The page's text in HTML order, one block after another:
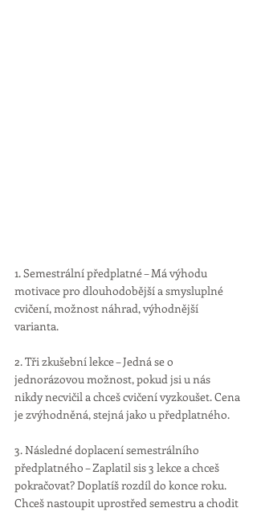
1. Semestrální předplatné – Má výhodu
motivace pro dlouhodobější a smysluplné
cvičení, možnost náhrad, výhodnější
varianta.
2. Tři zkušební lekce – Jedná se o
jednorázovou možnost, pokud jsi u nás
nikdy necvičil a chceš cvičení vyzkoušet. Cena
je zvýhodněná, stejná jako u předplatného.
3. Následné doplacení semestrálního
předplatného – Zaplatil sis 3 lekce a chceš
pokračovat? Doplatíš rozdíl do konce roku.
Chceš nastoupit uprostřed semestru a chodit